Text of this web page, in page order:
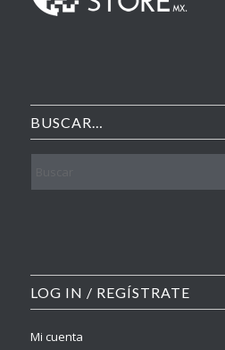
BUSCAR…
LOG IN / REGÍSTRATE
Mi cuenta